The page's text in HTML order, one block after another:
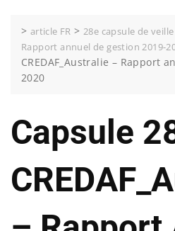
> article FR >28e capsule de
Rapport annuel de gestion 2019-
CREDAF_Australie – Rapport
2020
Capsule